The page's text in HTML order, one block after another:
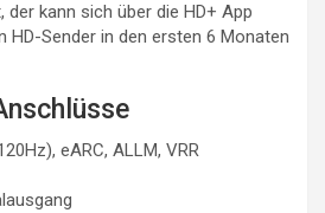
kann sich über die HD+ App
HD-Sender in den ersten 6 Monaten
eARC, ALLM, VRR